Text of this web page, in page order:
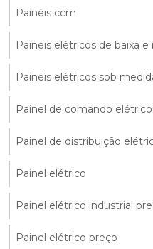
Painéis ccm
Painéis elétricos de baixa
Painéis elétricos sob
Painel de comando elétrico
Painel de distribuição
Painel elétrico
Painel elétrico industrial
Painel elétrico preço